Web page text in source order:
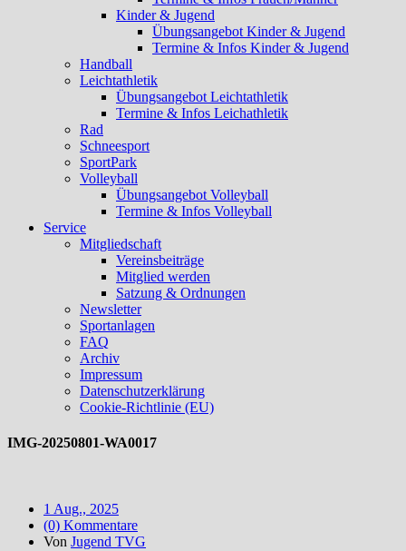
Kinder & Jugend
Übungsangebot Kinder & Jugend
Termine & Infos Kinder & Jugend
Handball
Leichtathletik
Übungsangebot Leichtathletik
Termine & Infos Leichathletik
Rad
Schneesport
SportPark
Volleyball
Übungsangebot Volleyball
Termine & Infos Volleyball
Service
Mitgliedschaft
Vereinsbeiträge
Mitglied werden
Satzung & Ordnungen
Newsletter
Sportanlagen
FAQ
Archiv
Impressum
Datenschutzerklärung
Cookie-Richtlinie (EU)
IMG-20250801-WA0017
1 Aug., 2025
(0) Kommentare
Von Jugend TVG